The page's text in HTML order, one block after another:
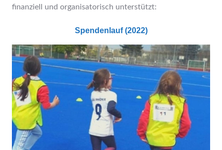
finanziell und organisatorisch unterstützt:
Spendenlauf (2022)